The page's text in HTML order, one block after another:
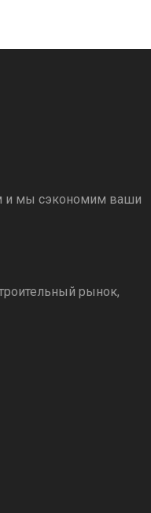
и мы сэкономим ваши
рынок,